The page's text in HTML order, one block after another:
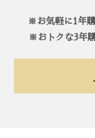
※お気軽に1年
※おトクな3年